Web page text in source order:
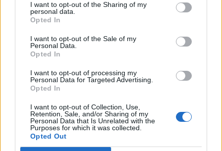
I want to opt-out of the Sharing of my
personal data.
Opted In
I want to opt-out of the Sale of my
Personal Data.
Opted In
I want to opt-out of processing my
Personal Data for Targeted Advertising.
Opted In
I want to opt-out of Collection, Use,
Retention, Sale, and/or Sharing of my
Personal Data that Is Unrelated with the
Purposes for which it was collected.
Opted Out
Descarga la ficha descriptiva del proyecto
Votos: 487
movimiento asociativo y
participación ciudadana - AVESAR
Descarga la ficha descriptiva del proyecto
Votos:413